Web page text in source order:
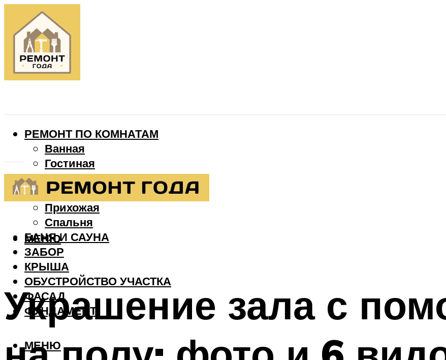
РЕМОНТ ПО КОМНАТАМ
Ванная
Гостиная
Детская
Кухня
Прихожая
Спальня
БАНЯ И САУНА
ЗАБОР
КРЫША
ОБУСТРОЙСТВО УЧАСТКА
ФАСАД
ФУНДАМЕНТ
МЕНЮ
МЕНЮ
Украшение зала с